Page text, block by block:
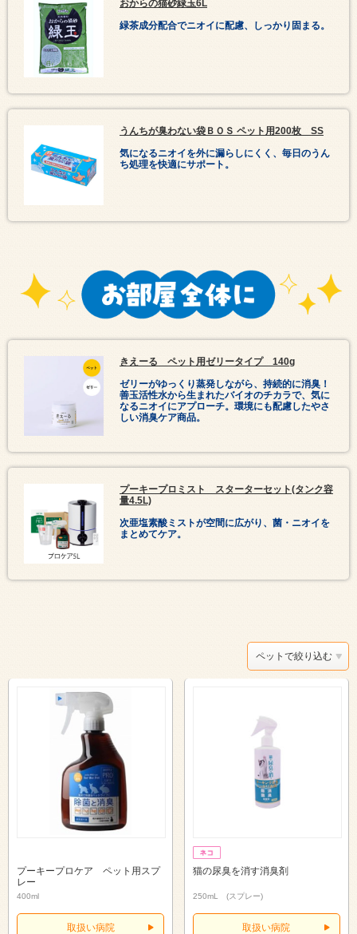
おからの猫砂緑玉6L
緑茶成分配合でニオイに配慮、しっかり固まる。
うんちが臭わない袋ＢＯＳ ペット用200枚 SS
気になるニオイを外に漏らしにくく、毎日のうん
ち処理を快適にサポート。
きえーる ペット用ゼリータイプ 140g
ゼリーがゆっくり蒸発しながら、持続的に消臭！
善玉活性水から生まれたバイオのチカラで、気に
なるニオイにアプローチ。環境にも配慮したやさ
しい消臭ケア商品。
プーキープロミスト スターターセット(タンク容
量4.5L)
次亜塩素酸ミストが空間に広がり、菌・ニオイを
まとめてケア。
ペットで絞り込む
プーキープロケア ペット用スプ
レー
400ml
取扱い病院
猫の尿臭を消す消臭剤
250mL (スプレー)
取扱い病院